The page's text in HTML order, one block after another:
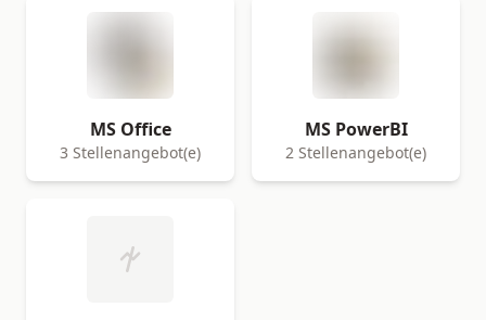
MS Office
3 Stellenangebot(e)
MS PowerBI
2 Stellenangebot(e)